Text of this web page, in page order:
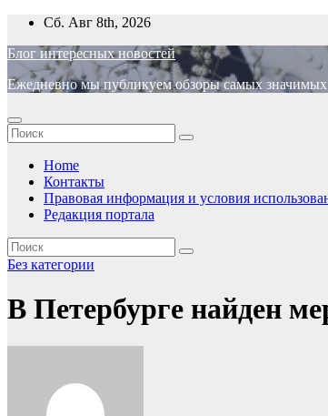
Перейти
содержимому
Сб. Авг 8th, 2026
Блог интересных новостей
Ежедневно мы публикуем обзоры самых значимых
Home
Контакты
Правовая информация и условия
Редакция портала
Без категории
В Петербурге найден